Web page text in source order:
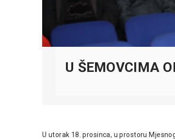
U ŠEMOVCIMA
U utorak 18. prosinca, u prostoru